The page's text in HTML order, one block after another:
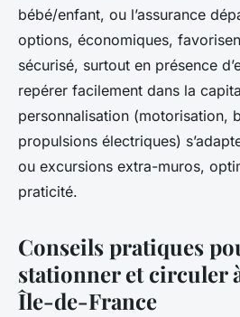
bébé/enfant, ou l’assurance
options, économiques,
sécurisé, surtout en présence
repérer facilement dans la
personnalisation (motorisation,
propulsions électriques)
ou excursions extra-muros,
praticité.
Conseils pratiques
stationner et circuler
Île-de-France